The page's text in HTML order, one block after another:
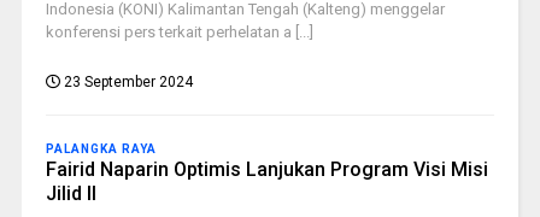
Indonesia (KONI) Kalimantan Tengah (Kalteng) menggelar
konferensi pers terkait perhelatan a [...]
23 September 2024
PALANGKA RAYA
Fairid Naparin Optimis Lanjukan Program Visi Misi
Jilid II